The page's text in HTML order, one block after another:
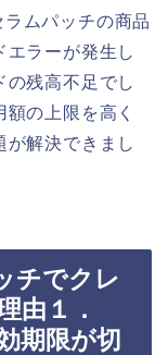
ムパッチの商品
エラーが発生し
の残高不足でし
の上限を高く
が解決できまし
チでクレ
由１．
期限が切